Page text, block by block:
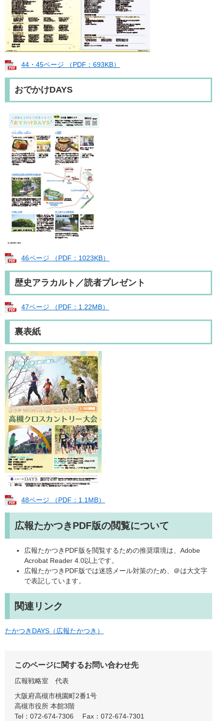
44・45ページ （PDF：693KB）
おでかけDAYS
46ページ （PDF：1023KB）
歴史アラカルト／読者プレゼント
47ページ （PDF：1.22MB）
裏表紙
48ページ （PDF：1.1MB）
広報たかつきPDF版の閲覧について
広報たかつきPDF版を閲覧するための推奨環境は、Adobe
Acrobat Reader 4.0以上です。
広報たかつきPDF版では迷惑メール対策のため、＠は大文字
で表記しています。
関連リンク
たかつきDAYS（広報たかつき）
このページに関するお問い合わせ先
広報戦略室
代表
大阪府高槻市桃園町2番1号
高槻市役所 本館3階
Tel：072-674-7306
Fax：072-674-7301